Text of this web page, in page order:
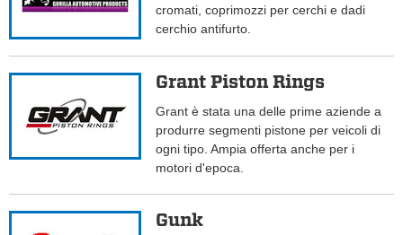
cromati, coprimozzi per cerchi e dadi
cerchio antifurto.
Grant Piston Rings
Grant è stata una delle prime aziende a
produrre segmenti pistone per veicoli di
ogni tipo. Ampia offerta anche per i
motori d'epoca.
Gunk